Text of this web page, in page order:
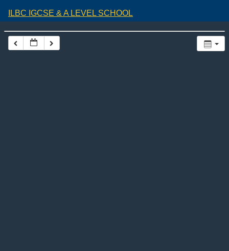
ILBC IGCSE & A LEVEL SCHOOL